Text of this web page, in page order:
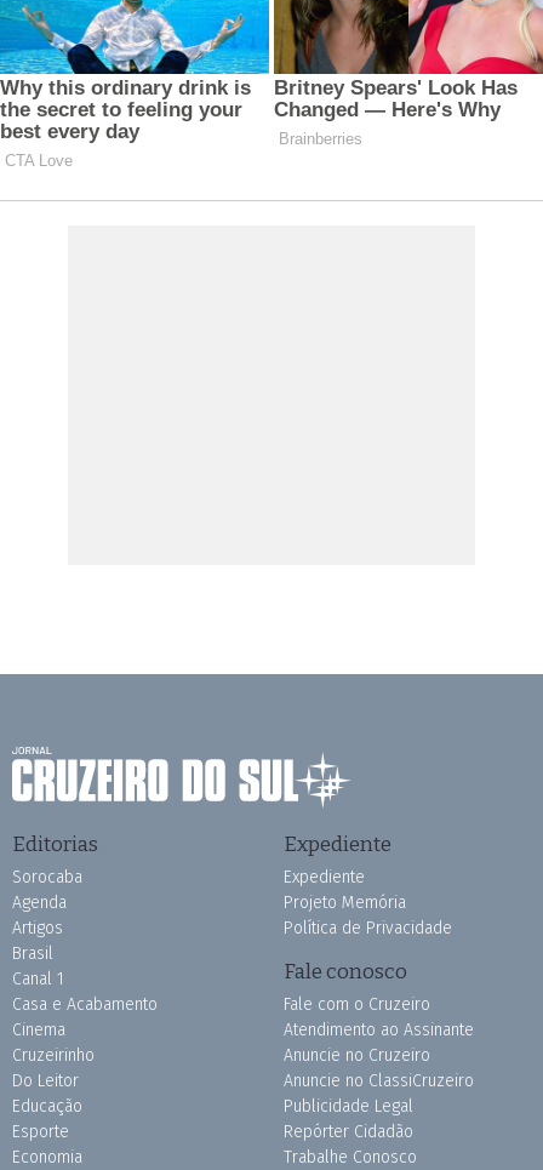
Editorias
Sorocaba
Agenda
Artigos
Brasil
Canal 1
Casa e Acabamento
Cinema
Cruzeirinho
Do Leitor
Educação
Esporte
Economia
Expediente
Expediente
Projeto Memória
Política de Privacidade
Fale conosco
Fale com o Cruzeiro
Atendimento ao Assinante
Anuncie no Cruzeiro
Anuncie no ClassiCruzeiro
Publicidade Legal
Repórter Cidadão
Trabalhe Conosco